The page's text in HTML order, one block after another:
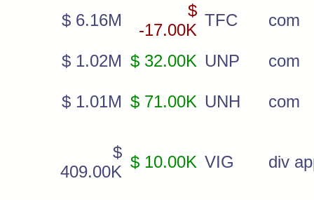
$ 6.16M
$
-17.00K
TFC com
$ 1.02M $ 32.00K UNP com
$ 1.01M $ 71.00K UNH com
$
409.00K
$ 10.00K VIG div